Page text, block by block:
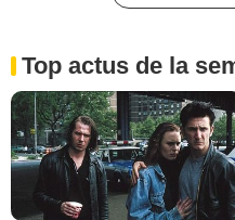
Top actus de la